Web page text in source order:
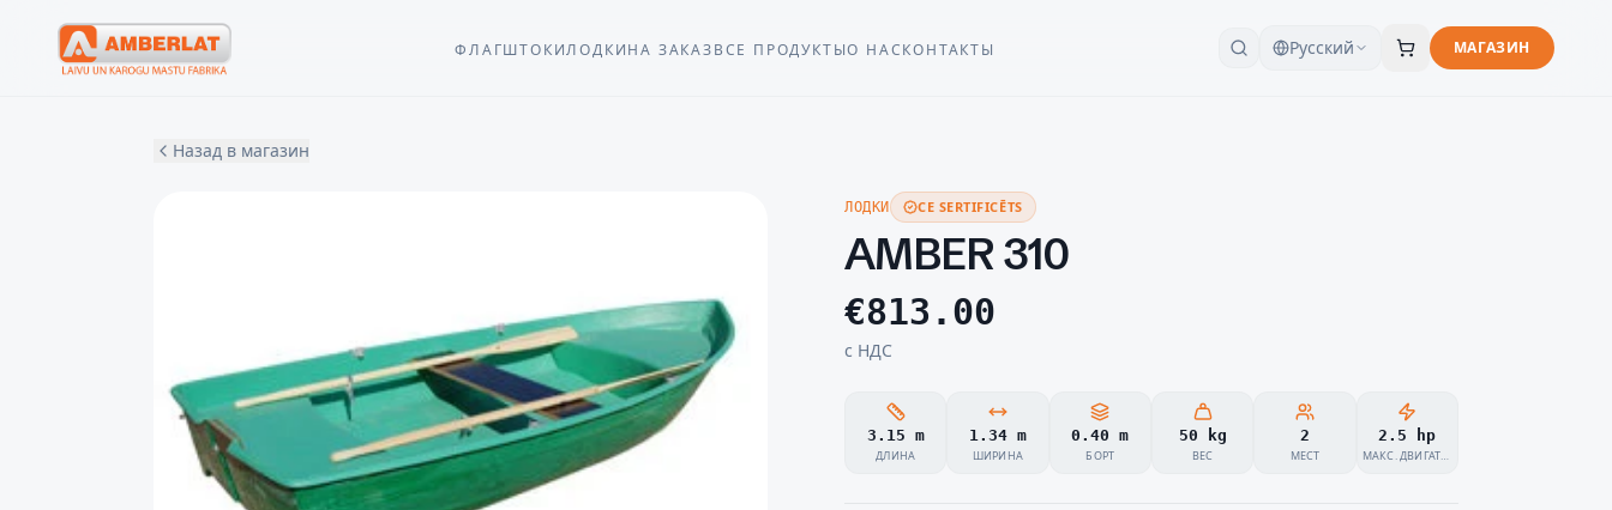
ФЛАГШТОКИЛОДКИНА ЗАКАЗВСЕ ПРОДУКТЫО НАСКОНТАКТЫ Русский МАГАЗИН
Назад в магазин
ЛОДКИ CE SERTIFICĒTS
AMBER 310
€813.00
с НДС
3.15 m
ДЛИНА
1.34 m
ШИРИНА
0.40 m
БОРТ
50 kg
ВЕС
2
МЕСТ
2.5 hp
МАКС. ДВИГАТЕЛЬ